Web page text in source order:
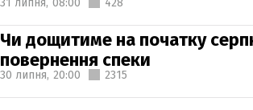
Чи дощитиме на початку
повернення спеки
30 липня, 20:00 2315